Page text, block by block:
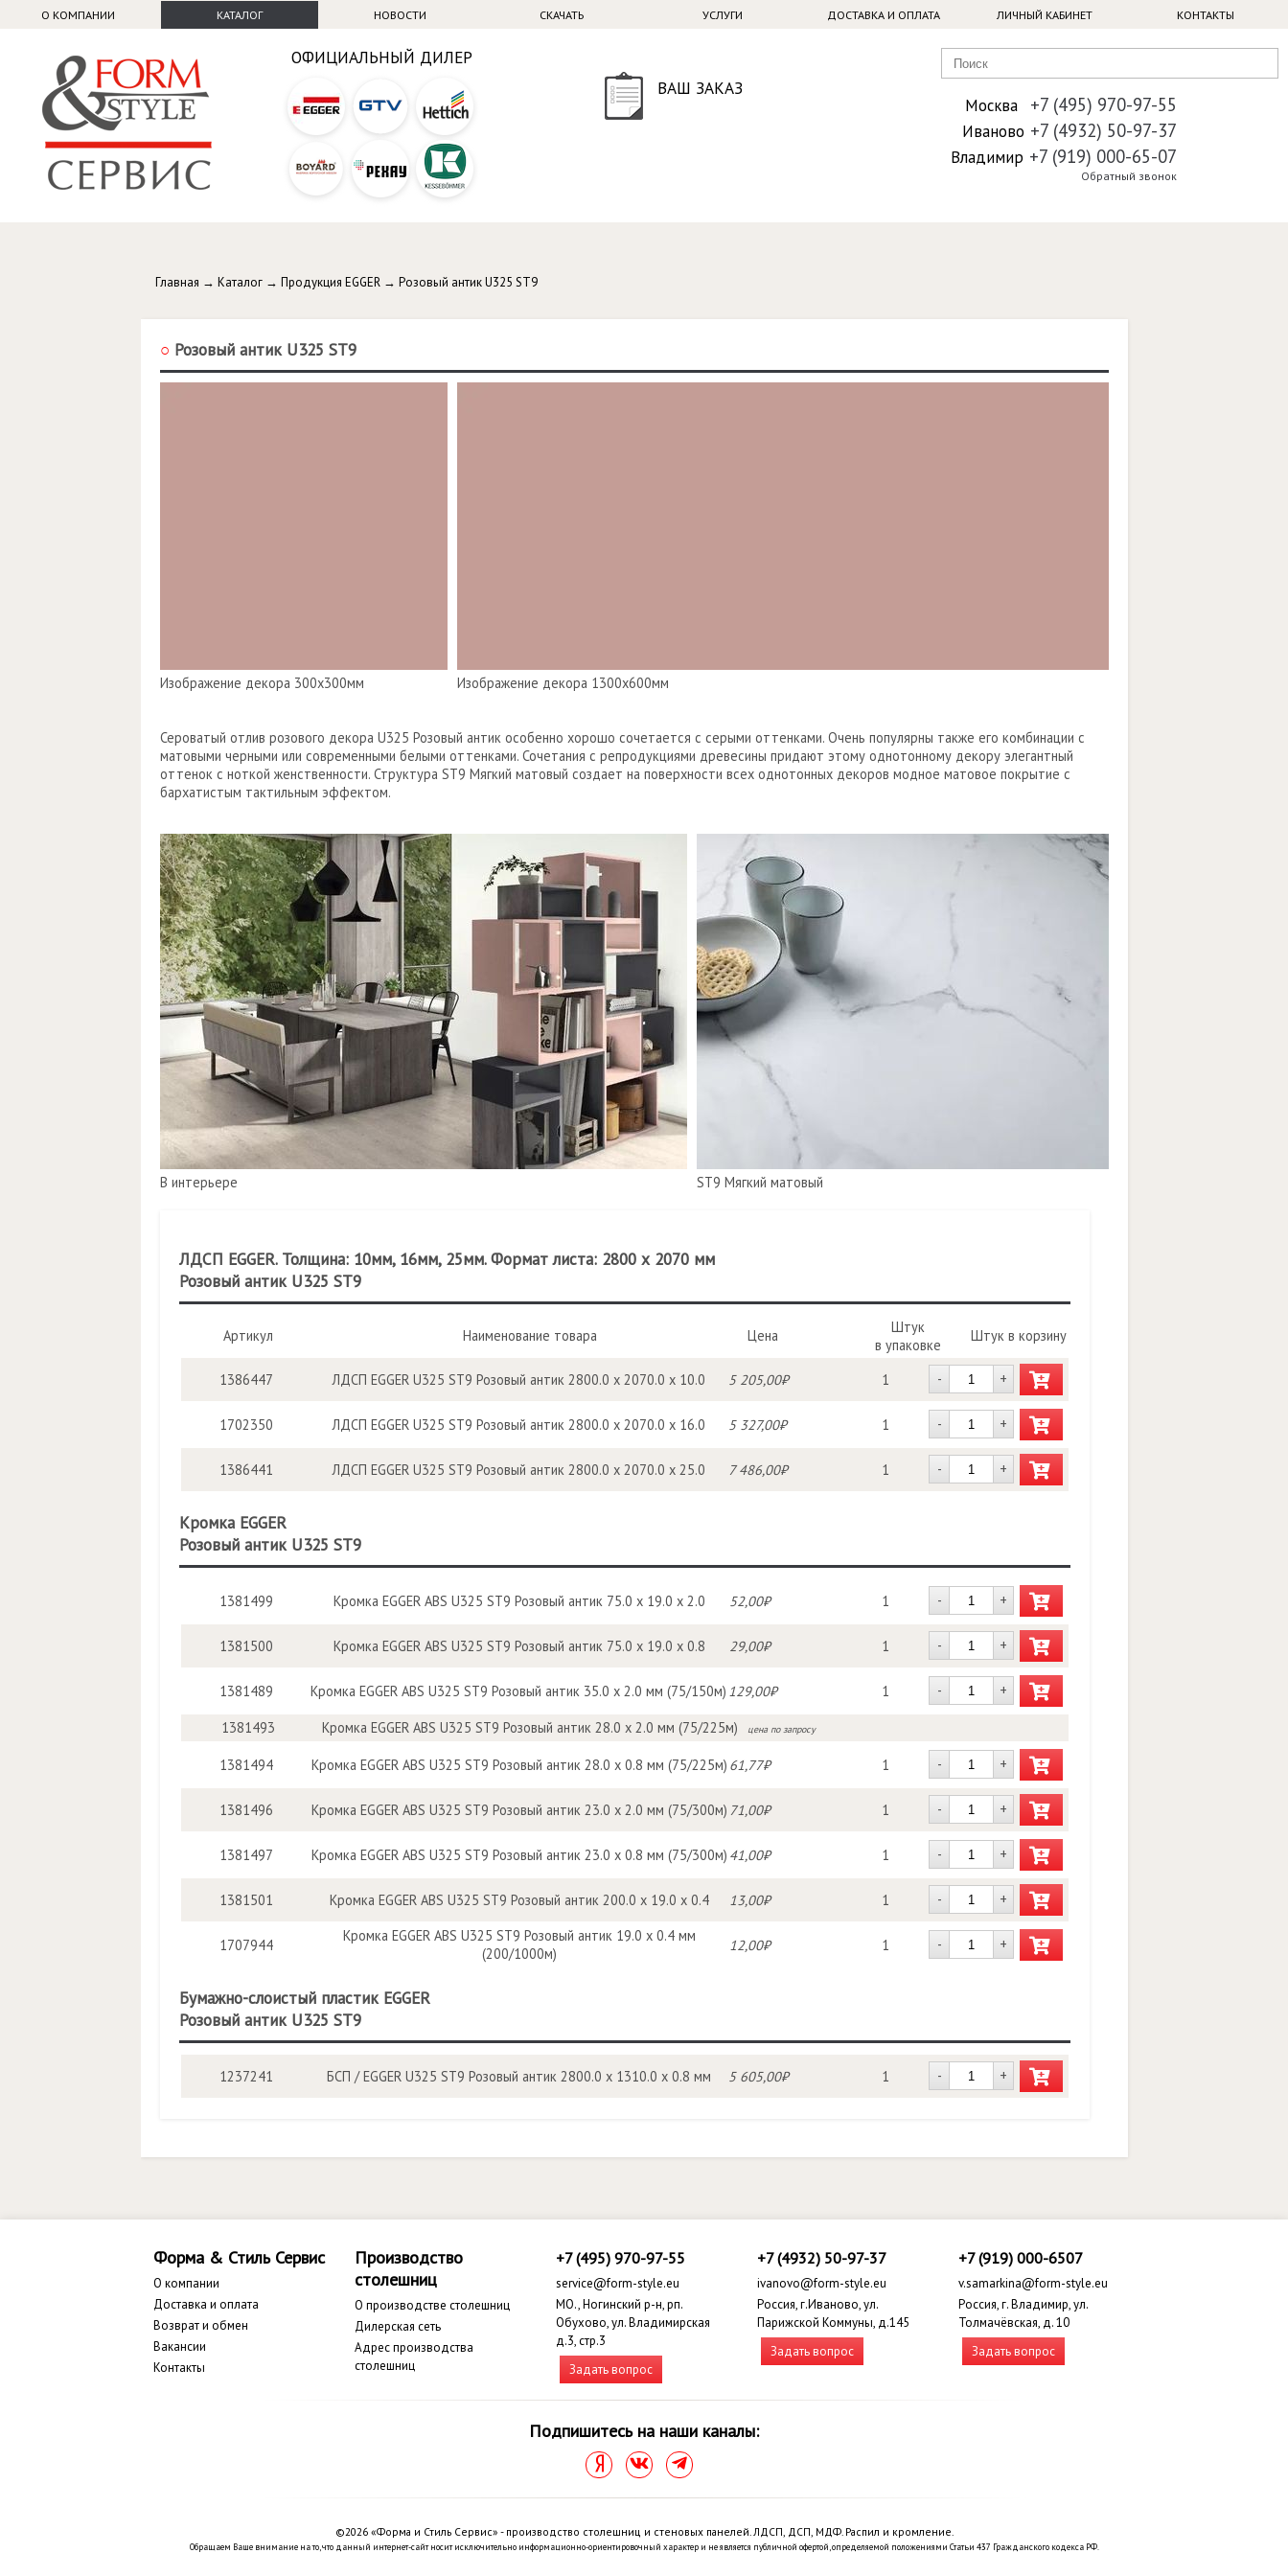
О КОМПАНИИ КАТАЛОГ НОВОСТИ СКАЧАТЬ УСЛУГИ ДОСТАВКА И ОПЛАТА ЛИЧНЫЙ КАБИНЕТ КОНТАКТЫ
ОФИЦИАЛЬНЫЙ ДИЛЕР
ВАШ ЗАКАЗ
Москва +7 (495) 970-97-55
Иваново +7 (4932) 50-97-37
Владимир +7 (919) 000-65-07
Обратный звонок
Главная → Каталог → Продукция EGGER → Розовый антик U325 ST9
○ Розовый антик U325 ST9
Изображение декора 300х300мм Изображение декора 1300х600мм
Сероватый отлив розового декора U325 Розовый антик особенно хорошо сочетается с серыми оттенками. Очень популярны также его комбинации с
матовыми черными или современными белыми оттенками. Сочетания с репродукциями древесины придают этому однотонному декору элегантный
оттенок с ноткой женственности. Структура ST9 Мягкий матовый создает на поверхности всех однотонных декоров модное матовое покрытие с
бархатистым тактильным эффектом.
В интерьере ST9 Мягкий матовый
ЛДСП EGGER. Толщина: 10мм, 16мм, 25мм. Формат листа: 2800 х 2070 мм
Розовый антик U325 ST9
Артикул Наименование товара Цена
Штук
в упаковке
Штук в корзину
1386447 ЛДСП EGGER U325 ST9 Розовый антик 2800.0 x 2070.0 x 10.0 5 205,00₽ 1 - +
1702350 ЛДСП EGGER U325 ST9 Розовый антик 2800.0 х 2070.0 х 16.0 5 327,00₽ 1 - +
1386441 ЛДСП EGGER U325 ST9 Розовый антик 2800.0 x 2070.0 x 25.0 7 486,00₽ 1 - +
Кромка EGGER
Розовый антик U325 ST9
1381499 Кромка EGGER ABS U325 ST9 Розовый антик 75.0 х 19.0 х 2.0 52,00₽ 1 - +
1381500 Кромка EGGER ABS U325 ST9 Розовый антик 75.0 х 19.0 х 0.8 29,00₽ 1 - +
1381489 Кромка EGGER ABS U325 ST9 Розовый антик 35.0 x 2.0 мм (75/150м) 129,00₽ 1 - +
1381493 Кромка EGGER ABS U325 ST9 Розовый антик 28.0 x 2.0 мм (75/225м) цена по запросу
1381494 Кромка EGGER ABS U325 ST9 Розовый антик 28.0 x 0.8 мм (75/225м) 61,77₽ 1 - +
1381496 Кромка EGGER ABS U325 ST9 Розовый антик 23.0 x 2.0 мм (75/300м) 71,00₽ 1 - +
1381497 Кромка EGGER ABS U325 ST9 Розовый антик 23.0 x 0.8 мм (75/300м) 41,00₽ 1 - +
1381501 Кромка EGGER ABS U325 ST9 Розовый антик 200.0 х 19.0 х 0.4 13,00₽ 1 - +
1707944
Кромка EGGER ABS U325 ST9 Розовый антик 19.0 x 0.4 мм
(200/1000м)
12,00₽ 1 - +
Бумажно-слоистый пластик EGGER
Розовый антик U325 ST9
1237241 БСП / EGGER U325 ST9 Розовый антик 2800.0 x 1310.0 x 0.8 мм 5 605,00₽ 1 - +
Форма & Стиль Сервис
О компании
Доставка и оплата
Возврат и обмен
Вакансии
Контакты
Производство
столешниц
О производстве столешниц
Дилерская сеть
Адрес производства
столешниц
+7 (495) 970-97-55
service@form-style.eu
МО., Ногинский р-н, рп.
Обухово, ул. Владимирская
д.3, стр.3
Задать вопрос
+7 (4932) 50-97-37
ivanovo@form-style.eu
Россия, г.Иваново, ул.
Парижской Коммуны, д.145
Задать вопрос
+7 (919) 000-6507
v.samarkina@form-style.eu
Россия, г. Владимир, ул.
Толмачёвская, д. 10
Задать вопрос
Подпишитесь на наши каналы:
©2026 «Форма и Стиль Сервис» - производство столешниц и стеновых панелей. ЛДСП, ДСП, МДФ. Распил и кромление.
Обращаем Ваше внимание на то, что данный интернет-сайт носит исключительно информационно-ориентировочный характер и не является публичной офертой, определяемой положениями Статьи 437 Гражданского кодекса РФ.